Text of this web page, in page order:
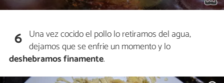
6 Una vez cocido el pollo lo retiramos del agua,
dejamos que se enfrie un momento y lo
deshebramos finamente.